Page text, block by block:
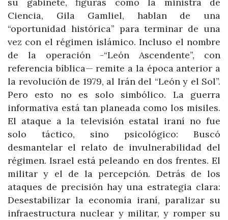
Ciencia, Gila Gamliel, hablan de una
“oportunidad histórica” para terminar de una
vez con el régimen islámico. Incluso el nombre
de la operación -“León Ascendente”, con
referencia bíblica— remite a la época anterior a
la revolución de 1979, al Irán del “León y el Sol”.
Pero esto no es solo simbólico. La guerra
informativa está tan planeada como los misiles.
El ataque a la televisión estatal iraní no fue
solo táctico, sino psicológico: Buscó
desmantelar el relato de invulnerabilidad del
régimen. Israel está peleando en dos frentes. El
militar y el de la percepción. Detrás de los
ataques de precisión hay una estrategia clara:
Desestabilizar la economía iraní, paralizar su
infraestructura nuclear y militar, y romper su